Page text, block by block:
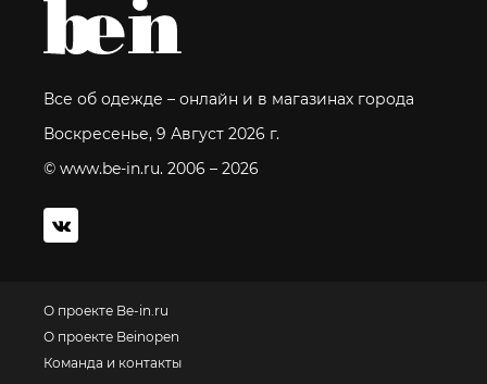
Все об одежде – онлайн и в магазинах города
Воскресенье, 9 Август 2026 г.
© www.be-in.ru. 2006 – 2026
О проекте Be-in.ru
О проекте Beinopen
Команда и контакты